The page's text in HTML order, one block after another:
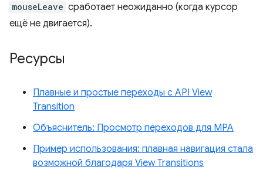
mouseLeave сработает неожиданно (когда курсор
ещё не двигается).
Ресурсы
Плавные и простые переходы с API View
Transition
Объяснитель: Просмотр переходов для MPA
Пример использования: плавная навигация стала
возможной благодаря View Transitions